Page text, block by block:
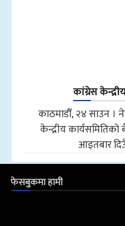
कांग्रेस
काठमाडौँ, २४ साउन
केन्द्रीय
आइतबार
फेसबुकमा हामी